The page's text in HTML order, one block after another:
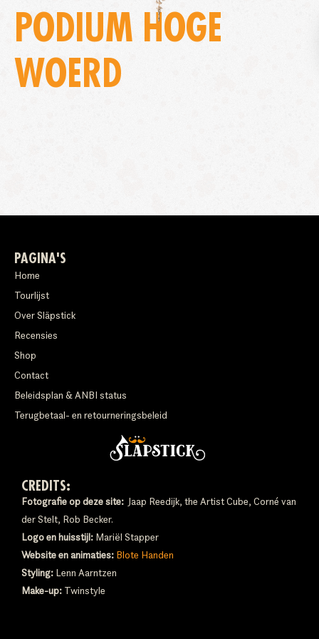
PODIUM HOGE
WOERD
PAGINA'S
Home
Tourlijst
Over Släpstick
Recensies
Shop
Contact
Beleidsplan & ANBI status
Terugbetaal- en retourneringsbeleid
CREDITS:
Fotografie op deze site: Jaap Reedijk, the Artist Cube, Corné van
der Stelt, Rob Becker.
Logo en huisstijl: Mariël Stapper
Website en animaties: Blote Handen
Styling: Lenn Aarntzen
Make-up: Twinstyle